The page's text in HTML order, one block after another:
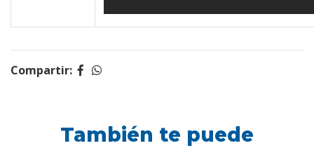
Compartir:
También te puede